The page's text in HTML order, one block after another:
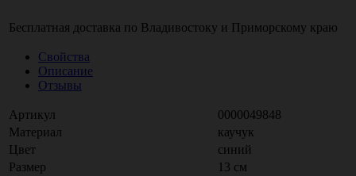
Бесплатная доставка по Владивостоку и Приморскому краю
Свойства
Описание
Отзывы
Артикул
0000049848
Материал
каучук
Цвет
синий
Размер
13 см